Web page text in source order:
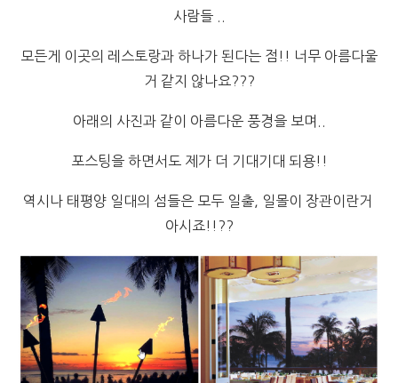
사람들 ..
모든게 이곳의 레스토랑과 하나가 된다는 점!! 너무 아름다울
거 같지 않나요???
아래의 사진과 같이 아름다운 풍경을 보며..
포스팅을 하면서도 제가 더 기대기대 되용!!
역시나 태평양 일대의 섬들은 모두 일출, 일몰이 장관이란거
아시죠!!??